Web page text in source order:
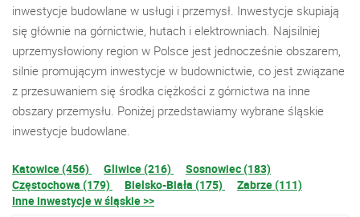
inwestycje budowlane w usługi i przemysł. Inwestycje skupiają
się głównie na górnictwie, hutach i elektrowniach. Najsilniej
uprzemysłowiony region w Polsce jest jednocześnie obszarem,
silnie promującym inwestycje w budownictwie, co jest związane
z przesuwaniem się środka ciężkości z górnictwa na inne
obszary przemysłu. Poniżej przedstawiamy wybrane śląskie
inwestycje budowlane.
Katowice (456) Gliwice (216)
Sosnowiec (183)
Częstochowa (179)
Bielsko-Biała (175)
Zabrze (111)
Inne inwestycje w śląskie >>